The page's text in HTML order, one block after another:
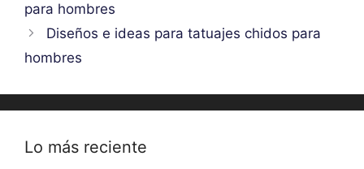
para hombres
Diseños e ideas para tatuajes chidos para
hombres
Lo más reciente